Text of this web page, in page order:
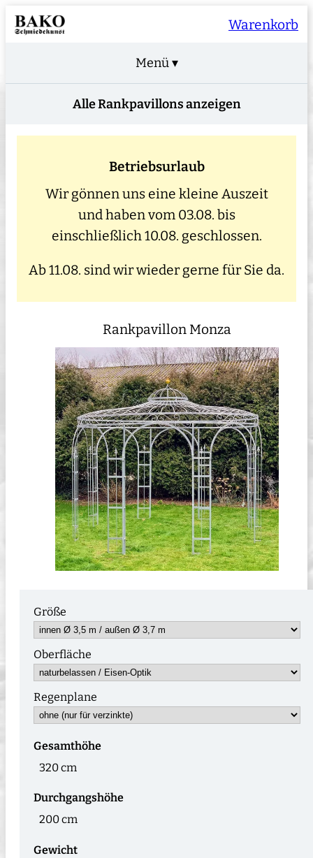
Warenkorb
Menü ▾
Alle Rankpavillons anzeigen
Betriebsurlaub
Wir gönnen uns eine kleine Auszeit
und haben vom 03.08. bis
einschließlich 10.08. geschlossen.
Ab 11.08. sind wir wieder gerne für Sie da.
Rankpavillon Monza
Größe
Oberfläche
Regenplane
Gesamthöhe
320 cm
Durchgangshöhe
200 cm
Gewicht